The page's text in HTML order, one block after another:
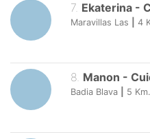
7. Ekaterina -
Maravillas Las 4
8. Manon -
Badia Blava 5 Km.